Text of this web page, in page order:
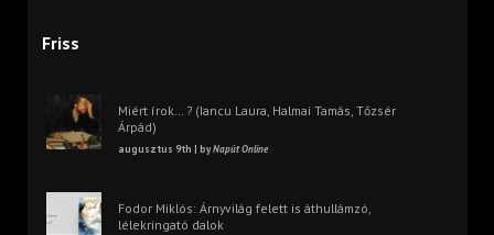
Friss
Miért írok… ? (Iancu Laura, Halmai Tamás, Tőzsér
Árpád)
augusztus 9th | byNapút Online
Fodor Miklós: Árnyvilág felett is áthullámzó,
lélekringató dalok